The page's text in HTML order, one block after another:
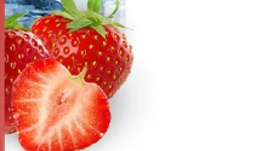
LIO POD SUMMER MIX
59 Kč
Původně: